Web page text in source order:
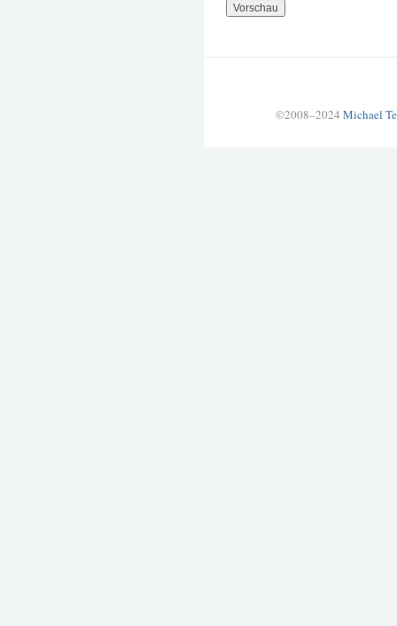
©2008–2024 Michael